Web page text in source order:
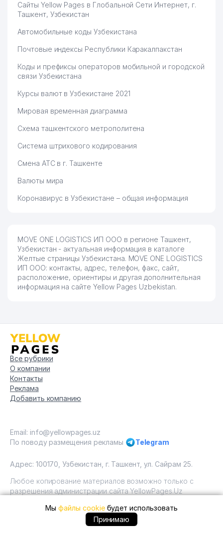
Сайты Yellow Pages в Глобальной Сети Интернет, г.
Ташкент, Узбекистан
Автомобильные коды Узбекистана
Почтовые индексы Республики Каракалпакстан
Коды и префиксы операторов мобильной и городской
связи Узбекистана
Курсы валют в Узбекистане 2021
Мировая временная диаграмма
Схема ташкентского метрополитена
Система штрихового кодирования
Смена АТС в г. Ташкенте
Валюты мира
Коронавирус в Узбекистане – общая информация
MOVE ONE LOGISTICS ИП ООО в регионе Ташкент,
Узбекистан - актуальная информация в каталоге
Желтые страницы Узбекистана. MOVE ONE LOGISTICS
ИП ООО: контакты, адрес, телефон, факс, сайт,
расположение, ориентиры и другая дополнительная
информация на сайте Yellow Pages Uzbekistan.
+99871 ... позвонить
Все рубрики
О компании
Контакты
Реклама
Добавить компанию
Email: info@yellowpages.uz
По поводу размещения рекламы
Telegram
Адрес: 100170, Узбекистан, г. Ташкент, ул. Сайрам 25.
Любое копирование материалов возможно только с
разрешения администрации сайта YellowPages.Uz
Copyright © Yellow Pages Uzbekistan, 2009 - 2026 / ООО
"Yellow Pages". Все права защищены All rights reserved.
Мыфайлы cookieбудет использовать
Принимаю